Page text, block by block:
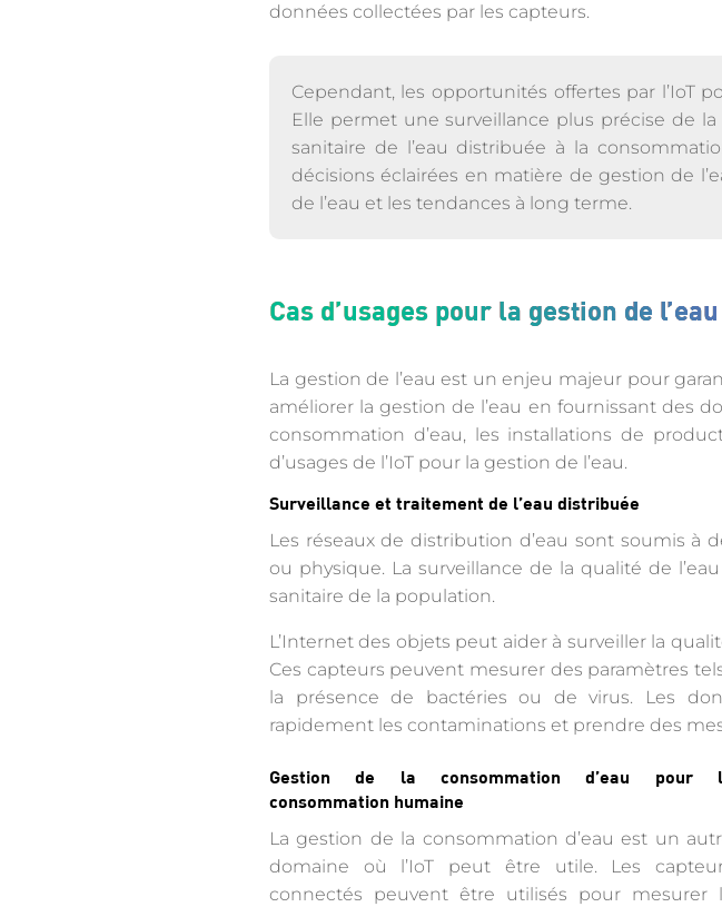
données collectées par les capteurs.
Cependant, les opportunités offertes par l’IoT
Elle permet une surveillance plus précise de
sanitaire de l’eau distribuée à la
décisions éclairées en matière de gestion de
de l’eau et les tendances à long terme.
Cas d’usages pour la gestion de
La gestion de l’eau est un enjeu majeur pour
améliorer la gestion de l’eau en fournissant des
consommation d’eau, les installations de
d’usages de l’IoT pour la gestion de l’eau.
Surveillance et traitement de l’eau distribuée
Les réseaux de distribution d’eau sont soumis
ou physique. La surveillance de la qualité de
sanitaire de la population.
L’Internet des objets peut aider à surveiller la
Ces capteurs peuvent mesurer des paramètres
la présence de bactéries ou de virus. Les
rapidement les contaminations et prendre des
Gestion de la consommation d’eau pour
consommation humaine
La gestion de la consommation d’eau est un
domaine où l’IoT peut être utile. Les
connectés peuvent être utilisés pour mesurer